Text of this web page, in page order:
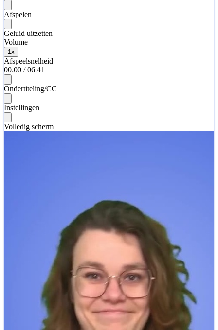
Afspelen
Geluid uitzetten
Volume
1 x
Afspeelsnelheid
00:00 / 06:41
Ondertiteling/CC
Instellingen
Volledig scherm